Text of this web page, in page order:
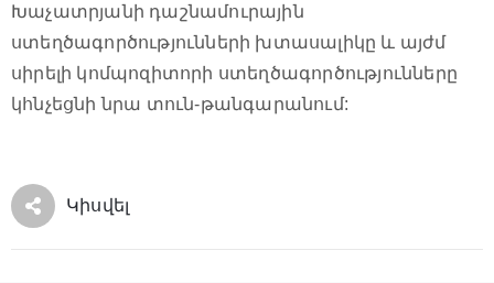
Խաչատրյանի դաշնամուրային
ստեղծագործությունների խտասալիկը և այժմ
սիրելի կոմպոզիտորի ստեղծագործությունները
կհնչեցնի նրա տուն-թանգարանում:
Կիսվել